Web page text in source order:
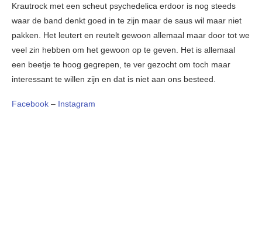
Krautrock met een scheut psychedelica erdoor is nog steeds
waar de band denkt goed in te zijn maar de saus wil maar niet
pakken. Het leutert en reutelt gewoon allemaal maar door tot we
veel zin hebben om het gewoon op te geven. Het is allemaal
een beetje te hoog gegrepen, te ver gezocht om toch maar
interessant te willen zijn en dat is niet aan ons besteed.
Facebook – Instagram